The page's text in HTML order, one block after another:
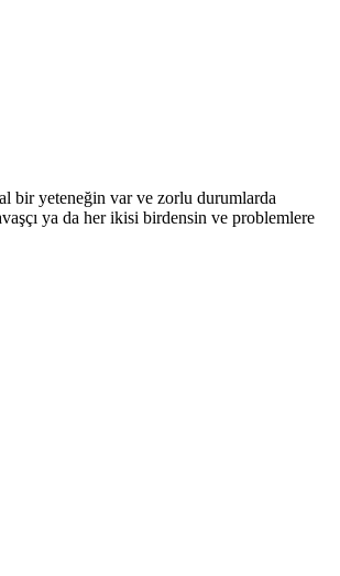
bir yeteneğin var ve zorlu durumlarda
ya da her ikisi birdensin ve problemlere